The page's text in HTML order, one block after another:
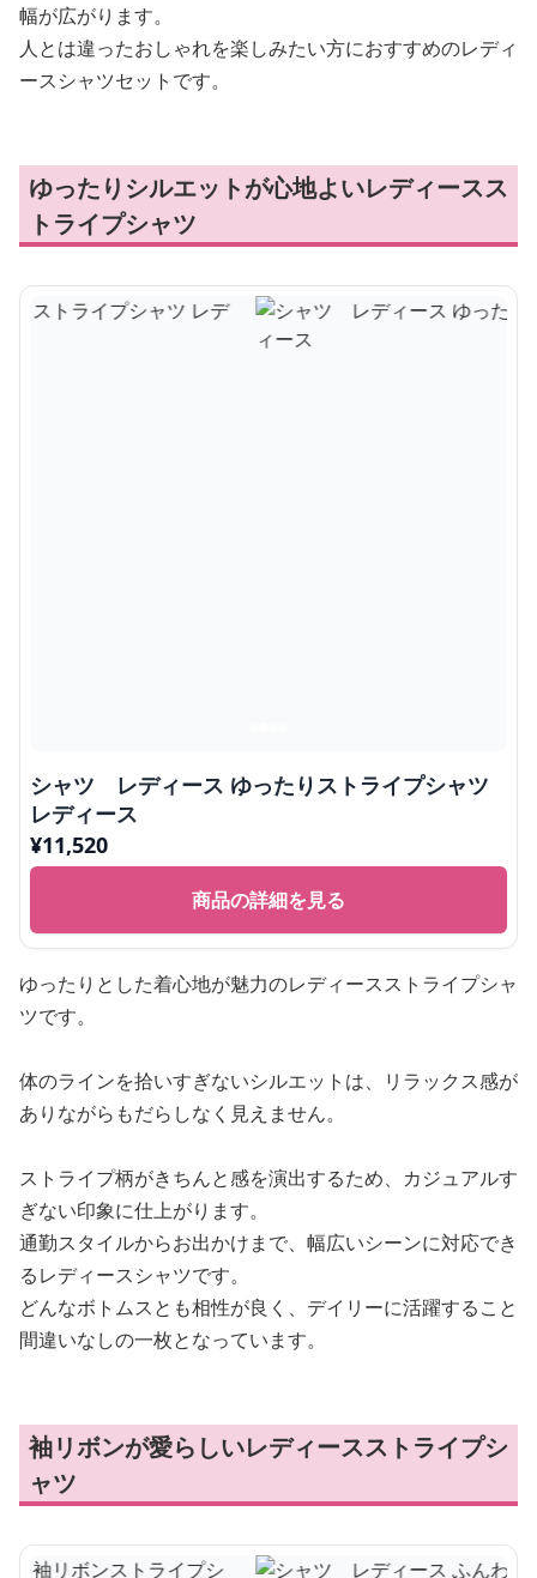
幅が広がります。
人とは違ったおしゃれを楽しみたい方におすすめのレディ
ースシャツセットです。
ゆったりシルエットが心地よいレディースス
トライプシャツ
シャツ レディース ゆったりストライプシャツ
レディース
¥11,520
商品の詳細を見る
ゆったりとした着心地が魅力のレディースストライプシャ
ツです。
体のラインを拾いすぎないシルエットは、リラックス感が
ありながらもだらしなく見えません。
ストライプ柄がきちんと感を演出するため、カジュアルす
ぎない印象に仕上がります。
通勤スタイルからお出かけまで、幅広いシーンに対応でき
るレディースシャツです。
どんなボトムスとも相性が良く、デイリーに活躍すること
間違いなしの一枚となっています。
袖リボンが愛らしいレディースストライプシ
ャツ